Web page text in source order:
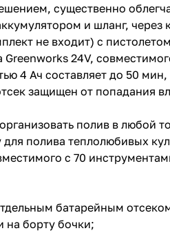
существенно
и шланг,
не входит) с
24V,
4 Ач составляет до 50
защищен от попадания
полив в любой
полива теплолюбивых
с 70
батарейным
на борту бочки;